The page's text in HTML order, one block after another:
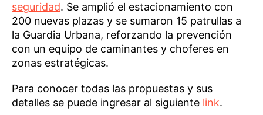
seguridad. Se amplió el estacionamiento con
200 nuevas plazas y se sumaron 15 patrullas a
la Guardia Urbana, reforzando la prevención
con un equipo de caminantes y choferes en
zonas estratégicas.
Para conocer todas las propuestas y sus
detalles se puede ingresar al siguiente link.